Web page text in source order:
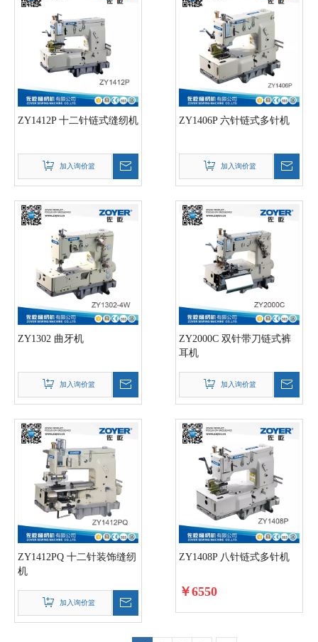
ZY1412P 十二针链式缝纫机
加入询价篮
ZY1406P 六针链式多针机
加入询价篮
ZY1302 曲牙机
加入询价篮
ZY2000C 双针带刀链式裤
耳机
加入询价篮
ZY1412PQ 十二针装饰缝纫
机
加入询价篮
ZY1408P 八针链式多针机
￥6550